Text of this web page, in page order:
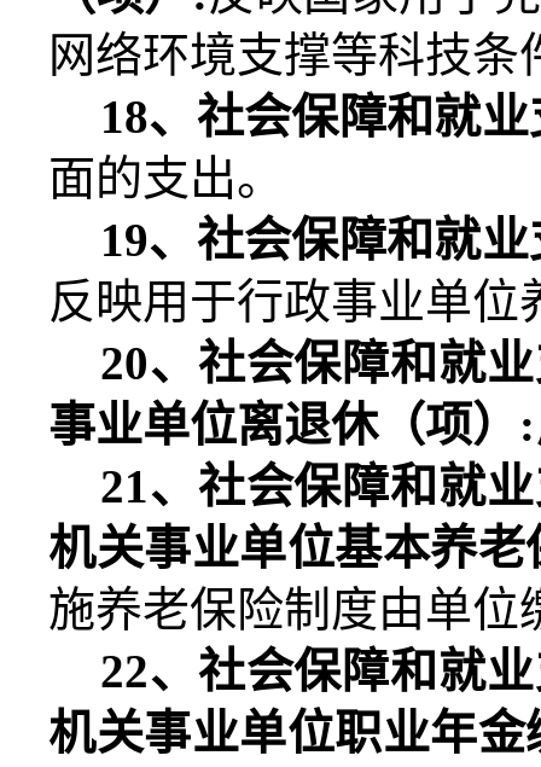
网络环境支撑等科技条
18、社会保障和就
面的支出。
19、社会保障和就
反映用于行政事业单位
20、社会保障和就
事业单位离退休（项） :
21、社会保障和就
机关事业单位基本养
施养老保险制度由单位
22、社会保障和就
机关事业单位职业年